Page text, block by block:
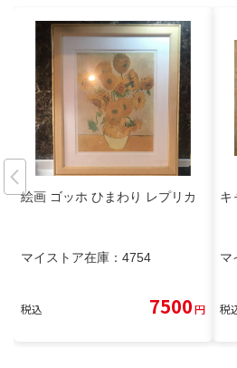
絵画 ゴッホ ひまわり レプリカ
マイストア在庫： 4754
税込 7500円
キ
マ
税